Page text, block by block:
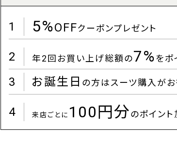
1 5%OFFクーポンプレゼント
2 年2回お買い上げ総額の7%をポ
3 お誕生日 の方はスーツ購入がお
4 来店ごとに 100円分のポイン